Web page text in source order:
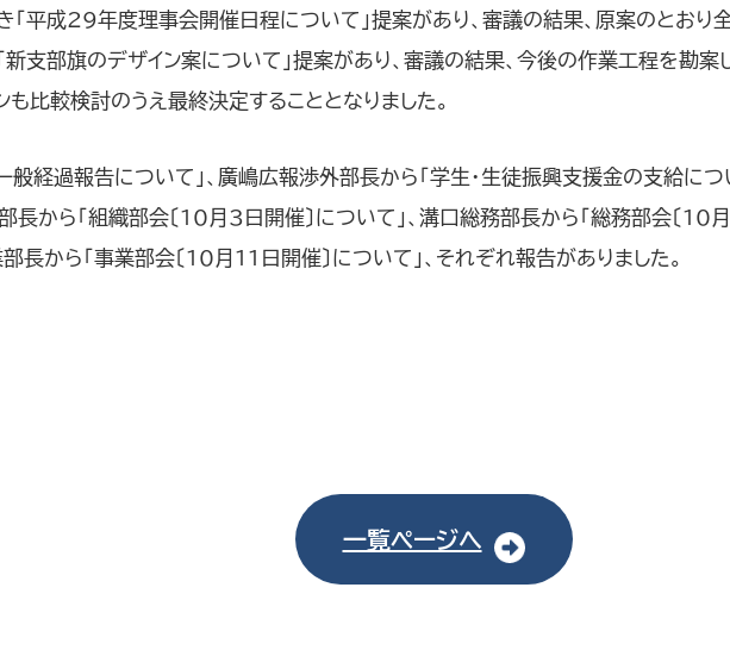
平成29年度理事会開催日程について」提案があり、審議の結果、原案のとおり
支部旗のデザイン案について」提案があり、審議の結果、今後の作業工程を勘案
比較検討のうえ最終決定することとなりました。
般経過報告について」、廣嶋広報渉外部長から「学生・生徒振興支援金の支給につ
長から「組織部会〔10月3日開催〕について」、溝口総務部長から「総務部会〔10
長から「事業部会〔10月11日開催〕について」、それぞれ報告がありました。
一覧ページへ